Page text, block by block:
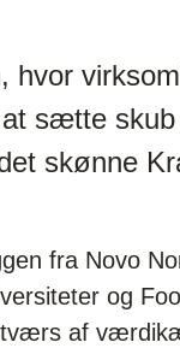
hvor
sætte
skønne
fra Novo
og
af